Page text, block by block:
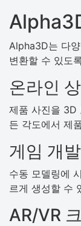
Alpha3D는 다
변환할 수 있도
온라인
제품 사진을 3D
든 각도에서 제
게임 개
수동 모델링에
르게 생성할 수
AR/VR